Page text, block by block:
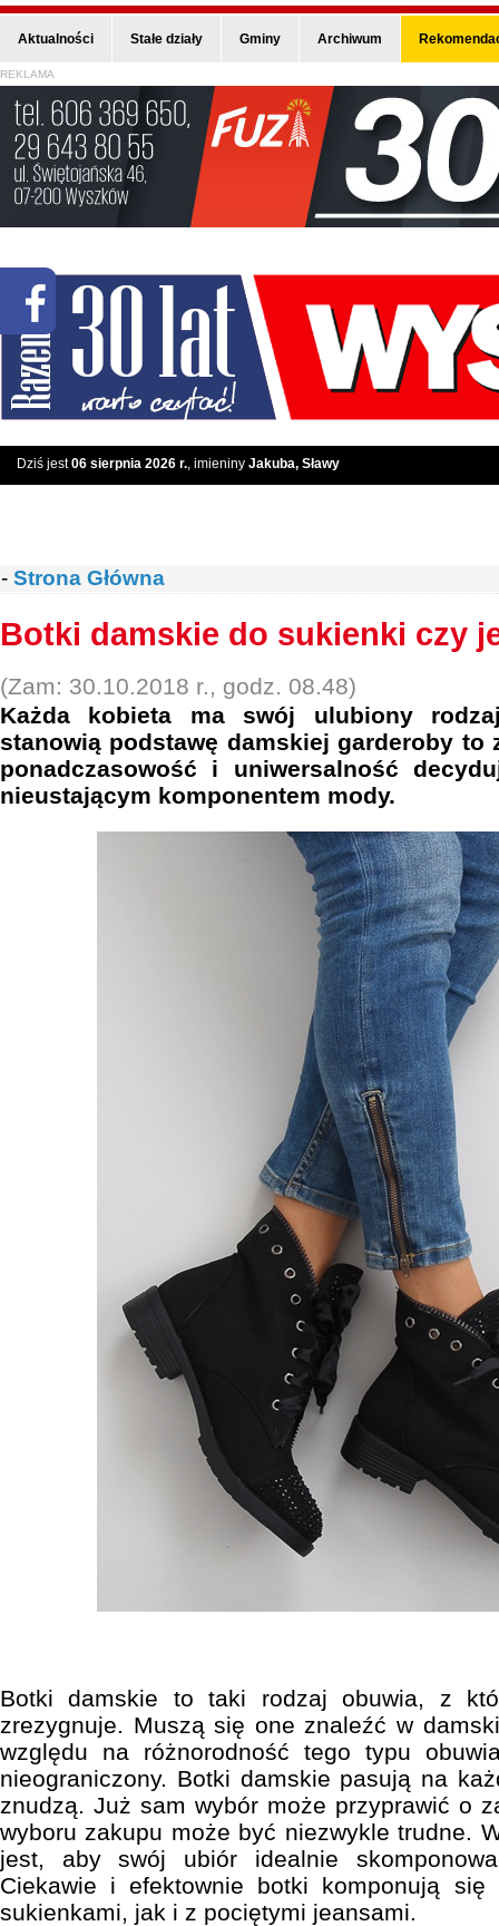
Aktualności Stałe działy Gminy Archiwum
REKLAMA
Dziś jest06 sierpnia 2026 r., imieniny Jakuba, Sławy
- Strona Główna
Botki damskie do sukienki czy
(Zam: 30.10.2018 r., godz. 08.48)
Każda kobieta ma swój ulubiony
stanowią podstawę damskiej garderoby to
ponadczasowość i uniwersalność
nieustającym komponentem mody.
Botki damskie to taki rodzaj obuwia, z
zrezygnuje. Muszą się one znaleźć w
względu na różnorodność tego typu
nieograniczony. Botki damskie pasują na
znudzą. Już sam wybór może przyprawić o
wyboru zakupu może być niezwykle trudne.
jest, aby swój ubiór idealnie
Ciekawie i efektownie botki komponują się
sukienkami, jak i z pociętymi jeansami.